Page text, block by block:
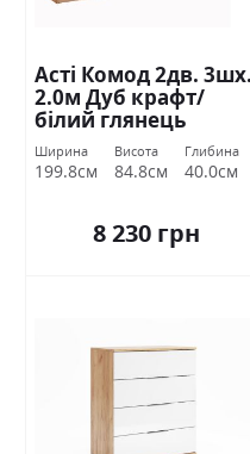
Асті Комод 2дв. 3шх.
2.0м Дуб крафт/
білий глянець
Міромарк
Ширина
199.8см
Висота
84.8см
Глибина
40.0см
8 230 грн